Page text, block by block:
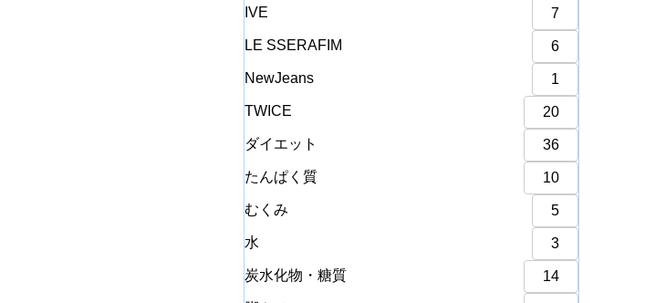
IVE 7
LE SSERAFIM 6
NewJeans 1
TWICE 20
ダイエット 36
たんぱく質 10
むくみ 5
水 3
炭水化物・糖質 14